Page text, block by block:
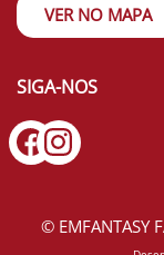
VER NO MAPA
SIGA-NOS
© EMFANTASY